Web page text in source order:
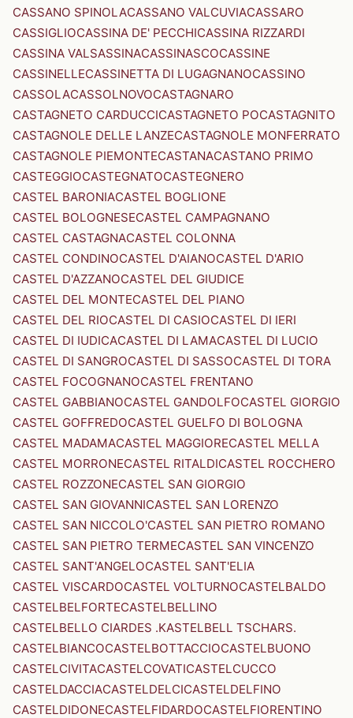
CASSANO SPINOLACASSANO VALCUVIACASSARO
CASSIGLIOCASSINA DE' PECCHICASSINA RIZZARDI
CASSINA VALSASSINACASSINASCOCASSINE
CASSINELLECASSINETTA DI LUGAGNANOCASSINO
CASSOLACASSOLNOVOCASTAGNARO
CASTAGNETO CARDUCCICASTAGNETO POCASTAGNITO
CASTAGNOLE DELLE LANZECASTAGNOLE MONFERRATO
CASTAGNOLE PIEMONTECASTANACASTANO PRIMO
CASTEGGIOCASTEGNATOCASTEGNERO
CASTEL BARONIACASTEL BOGLIONE
CASTEL BOLOGNESECASTEL CAMPAGNANO
CASTEL CASTAGNACASTEL COLONNA
CASTEL CONDINOCASTEL D'AIANOCASTEL D'ARIO
CASTEL D'AZZANOCASTEL DEL GIUDICE
CASTEL DEL MONTECASTEL DEL PIANO
CASTEL DEL RIOCASTEL DI CASIOCASTEL DI IERI
CASTEL DI IUDICACASTEL DI LAMACASTEL DI LUCIO
CASTEL DI SANGROCASTEL DI SASSOCASTEL DI TORA
CASTEL FOCOGNANOCASTEL FRENTANO
CASTEL GABBIANOCASTEL GANDOLFOCASTEL GIORGIO
CASTEL GOFFREDOCASTEL GUELFO DI BOLOGNA
CASTEL MADAMACASTEL MAGGIORECASTEL MELLA
CASTEL MORRONECASTEL RITALDICASTEL ROCCHERO
CASTEL ROZZONECASTEL SAN GIORGIO
CASTEL SAN GIOVANNICASTEL SAN LORENZO
CASTEL SAN NICCOLO'CASTEL SAN PIETRO ROMANO
CASTEL SAN PIETRO TERMECASTEL SAN VINCENZO
CASTEL SANT'ANGELOCASTEL SANT'ELIA
CASTEL VISCARDOCASTEL VOLTURNOCASTELBALDO
CASTELBELFORTECASTELBELLINO
CASTELBELLO CIARDES .KASTELBELL TSCHARS.
CASTELBIANCOCASTELBOTTACCIOCASTELBUONO
CASTELCIVITACASTELCOVATICASTELCUCCO
CASTELDACCIACASTELDELCICASTELDELFINO
CASTELDIDONECASTELFIDARDOCASTELFIORENTINO